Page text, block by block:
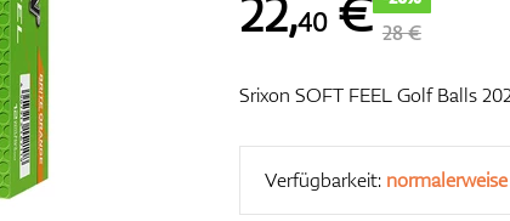
22,40€ 28 €
Srixon SOFT FEEL Golf Balls
Verfügbarkeit: